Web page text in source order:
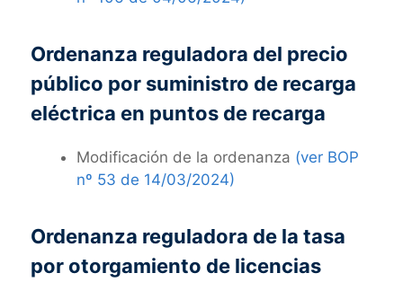
Ordenanza reguladora del precio
público por suministro de recarga
eléctrica en puntos de recarga
Modificación de la ordenanza (ver BOP
nº 53 de 14/03/2024)
Ordenanza reguladora de la tasa
por otorgamiento de licencias